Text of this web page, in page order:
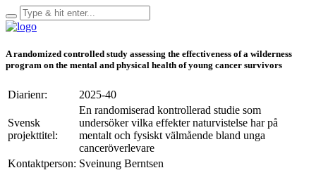
A randomized controlled study assessing the effectiveness of a wilderness
program on the mental and physical health of young cancer survivors
Diarienr: 2025-40
Svensk
projekttitel:
En randomiserad kontrollerad studie som
undersöker vilka effekter naturvistelse har på
mentalt och fysiskt välmående bland unga
canceröverlevare
Kontaktperson: Sveinung Berntsen